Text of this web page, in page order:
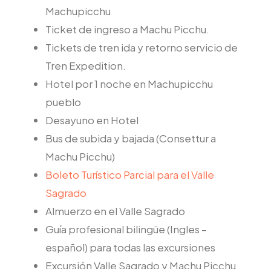
Machupicchu
Ticket de ingreso a Machu Picchu.
Tickets de tren ida y retorno servicio de
Tren Expedition.
Hotel por 1 noche en Machupicchu
pueblo
Desayuno en Hotel
Bus de subida y bajada (Consettur a
Machu Picchu)
Boleto Turístico Parcial para el Valle
Sagrado
Almuerzo en el Valle Sagrado
Guía profesional bilingüe (Ingles –
español) para todas las excursiones
Excursión Valle Sagrado y Machu Picchu